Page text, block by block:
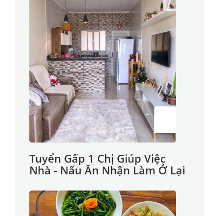
Tuyển Gấp 1 Chị Giúp Việc
Nhà - Nấu Ăn Nhận Làm Ở Lại